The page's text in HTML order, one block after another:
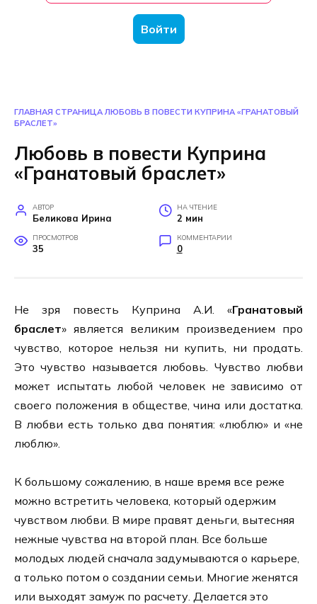
Войти
ГЛАВНАЯ СТРАНИЦА ЛЮБОВЬ В ПОВЕСТИ КУПРИНА «ГРАНАТОВЫЙ
БРАСЛЕТ»
Любовь в повести Куприна
«Гранатовый браслет»
АВТОР
Беликова Ирина
НА ЧТЕНИЕ
2 мин
ПРОСМОТРОВ
35
КОММЕНТАРИИ
0
Не зря повесть Куприна А.И. «Гранатовый
браслет» является великим произведением про
чувство, которое нельзя ни купить, ни продать.
Это чувство называется любовь. Чувство любви
может испытать любой человек не зависимо от
своего положения в обществе, чина или достатка.
В любви есть только два понятия: «люблю» и «не
люблю».
К большому сожалению, в наше время все реже
можно встретить человека, который одержим
чувством любви. В мире правят деньги, вытесняя
нежные чувства на второй план. Все больше
молодых людей сначала задумываются о карьере,
а только потом о создании семьи. Многие женятся
или выходят замуж по расчету. Делается это